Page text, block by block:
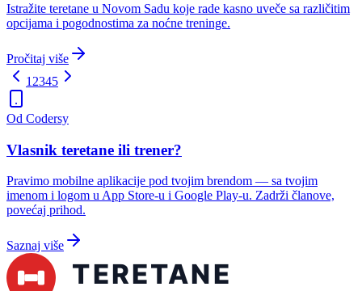
Istražite teretane u Novom Sadu koje rade kasno uveče sa različitim
opcijama i pogodnostima za noćne treninge.
Pročitaj više
1 2345
Od Codersy
Vlasnik teretane ili trener?
Pravimo mobilne aplikacije pod tvojim brendom — sa tvojim
imenom i logom u App Store-u i Google Play-u. Zadrži članove,
povećaj prihod.
Saznaj više